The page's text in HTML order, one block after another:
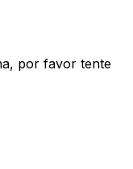
por favor tente